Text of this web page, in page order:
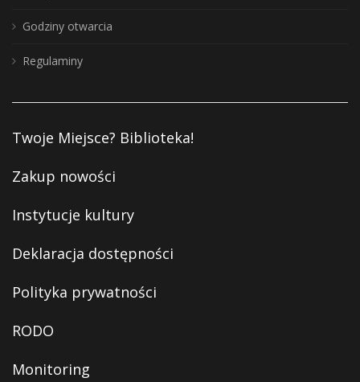
Godziny otwarcia
Regulaminy
Twoje Miejsce? Biblioteka!
Zakup nowości
Instytucje kultury
Deklaracja dostępności
Polityka prywatności
RODO
Monitoring